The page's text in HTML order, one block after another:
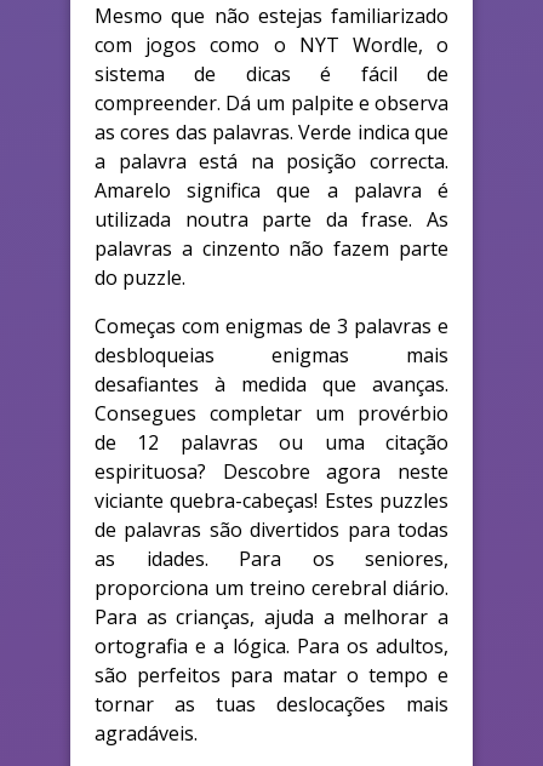
Mesmo que não estejas familiarizado
com jogos como o NYT Wordle, o
sistema de dicas é fácil de
compreender. Dá um palpite e observa
as cores das palavras. Verde indica que
a palavra está na posição correcta.
Amarelo significa que a palavra é
utilizada noutra parte da frase. As
palavras a cinzento não fazem parte
do puzzle.
Começas com enigmas de 3 palavras e
desbloqueias enigmas mais
desafiantes à medida que avanças.
Consegues completar um provérbio
de 12 palavras ou uma citação
espirituosa? Descobre agora neste
viciante quebra-cabeças! Estes puzzles
de palavras são divertidos para todas
as idades. Para os seniores,
proporciona um treino cerebral diário.
Para as crianças, ajuda a melhorar a
ortografia e a lógica. Para os adultos,
são perfeitos para matar o tempo e
tornar as tuas deslocações mais
agradáveis.